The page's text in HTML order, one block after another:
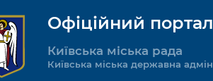
Офіційний
Київська міська рада
Київська міська державна